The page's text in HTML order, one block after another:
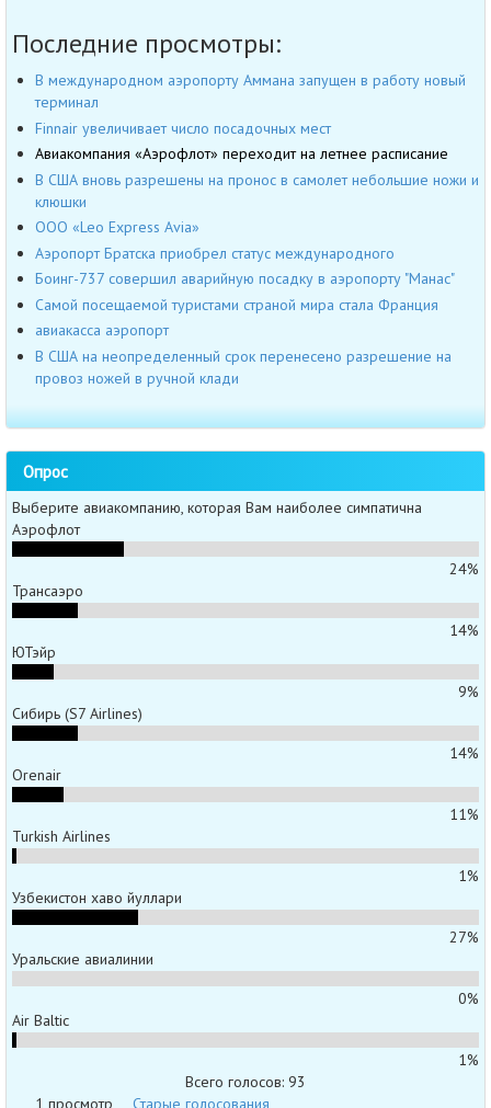
Последние просмотры:
В международном аэропорту Аммана запущен в работу новый
терминал
Finnair увеличивает число посадочных мест
Авиакомпания «Аэрофлот» переходит на летнее расписание
В США вновь разрешены на пронос в самолет небольшие ножи и
клюшки
OOO «Leo Express Avia»
Аэропорт Братска приобрел статус международного
Боинг-737 совершил аварийную посадку в аэропорту "Манас"
Самой посещаемой туристами страной мира стала Франция
авиакасса аэропорт
В США на неопределенный срок перенесено разрешение на
провоз ножей в ручной клади
Опрос
Выберите авиакомпанию, которая Вам наиболее симпатична
Аэрофлот
24%
Трансаэро
14%
ЮТэйр
9%
Сибирь (S7 Airlines)
14%
Orenair
11%
Turkish Airlines
1%
Узбекистон хаво йуллари
27%
Уральские авиалинии
0%
Air Baltic
1%
Всего голосов: 93